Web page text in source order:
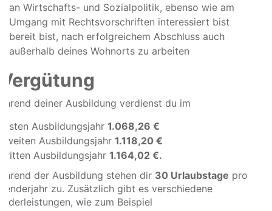
an Wirtschafts- und Sozialpolitik, ebenso wie am
Umgang mit Rechtsvorschriften interessiert bist
bereit bist, nach erfolgreichem Abschluss auch
außerhalb deines Wohnorts zu arbeiten
Vergütung
deiner Ausbildung verdienst du im
ersten Ausbildungsjahr 1.068,26 €
zweiten Ausbildungsjahr 1.118,20 €
dritten Ausbildungsjahr 1.164,02 €.
der Ausbildung stehen dir 30 Urlaubstage pro
zu. Zusätzlich gibt es verschiedene
wie zum Beispiel